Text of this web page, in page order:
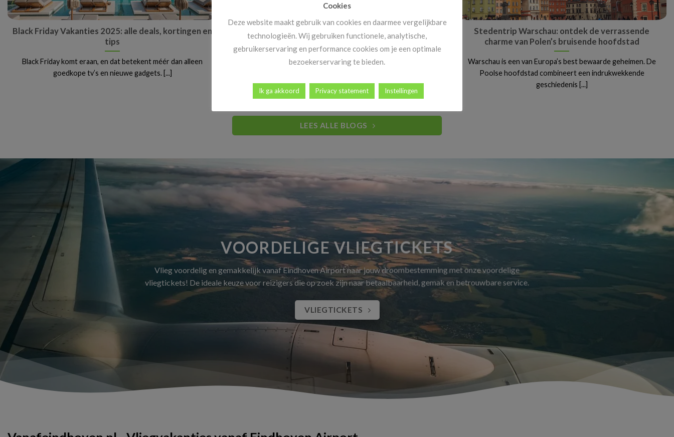
Black Friday Vakanties 2025: alle deals, kortingen en
tips
Black Friday komt eraan, en dat betekent méér dan alleen
goedkope tv’s en nieuwe gadgets. [...]
Vanaf 14 november: megakortingen op ál je
vakanties!
Heb jij al vakantiekriebels? Goed nieuws! Vanaf 14 november
Stedentrip Warschau: ontdek de verrassende
charme van Polen’s bruisende hoofdstad
Warschau is een van Europa’s best bewaarde geheimen. De
Poolse hoofdstad combineert een indrukwekkende
geschiedenis [...]
LEES ALLE BLOGS
VOORDELIGE VLIEGTICKETS
Vlieg voordelig en gemakkelijk vanaf Eindhoven Airport naar jouw droombestemming met onze voordelige
vliegtickets! De ideale keuze voor reizigers die op zoek zijn naar betaalbaarheid, gemak en betrouwbare service.
VLIEGTICKETS
Cookies
Deze website maakt gebruik van cookies en daarmee vergelijkbare
technologieën. Wij gebruiken functionele, analytische,
gebruikerservaring en performance cookies om je een optimale
bezoekerservaring te bieden.
Ik ga akkoord Privacy statement Instellingen